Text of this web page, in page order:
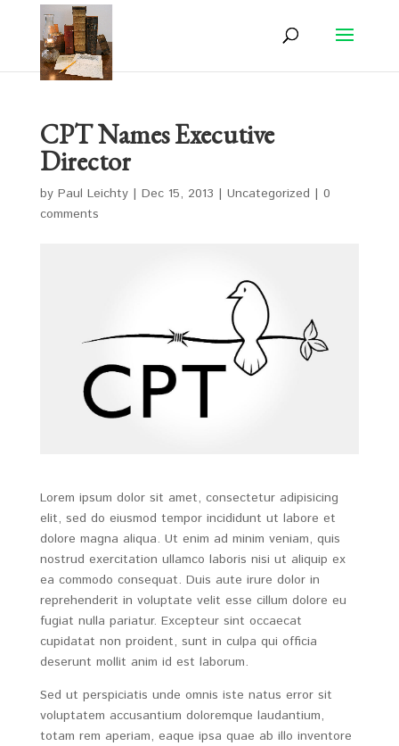
CPT Names Executive
Director
by Paul Leichty| Dec 15, 2013 | Uncategorized | 0
comments
Lorem ipsum dolor sit amet, consectetur adipisicing
elit, sed do eiusmod tempor incididunt ut labore et
dolore magna aliqua. Ut enim ad minim veniam, quis
nostrud exercitation ullamco laboris nisi ut aliquip ex
ea commodo consequat. Duis aute irure dolor in
reprehenderit in voluptate velit esse cillum dolore eu
fugiat nulla pariatur. Excepteur sint occaecat
cupidatat non proident, sunt in culpa qui officia
deserunt mollit anim id est laborum.
Sed ut perspiciatis unde omnis iste natus error sit
voluptatem accusantium doloremque laudantium,
totam rem aperiam, eaque ipsa quae ab illo inventore